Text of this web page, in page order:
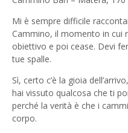
Mi è sempre difficile
Cammino, il momento in cui
obiettivo e poi cease. Devi
tue spalle.
Sì, certo c’è la gioia
hai vissuto qualcosa che ti
perché la verità è che i
corpo.